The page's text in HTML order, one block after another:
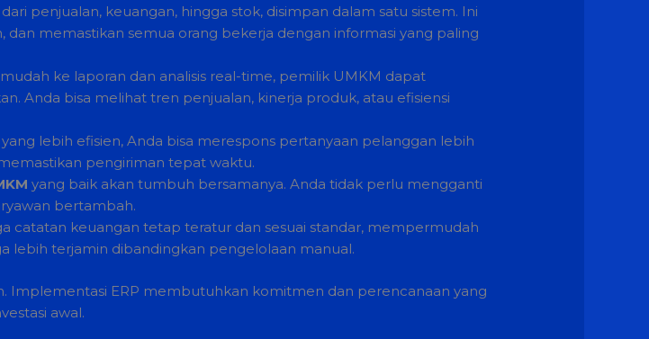
penjualan, keuangan, hingga stok, disimpan dalam satu sistem. Ini
memastikan semua orang bekerja dengan informasi yang paling
ke laporan dan analisis real-time, pemilik UMKM dapat
Anda bisa melihat tren penjualan, kinerja produk, atau efisiensi
lebih efisien, Anda bisa merespons pertanyaan pelanggan lebih
pengiriman tepat waktu.
yang baik akan tumbuh bersamanya. Anda tidak perlu mengganti
bertambah.
catatan keuangan tetap teratur dan sesuai standar, mempermudah
lebih terjamin dibandingkan pengelolaan manual.
Implementasi ERP membutuhkan komitmen dan perencanaan yang
awal.